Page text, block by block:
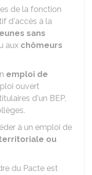
de la fonction
d'accès à la
sans
aux chômeurs
emploi de
ouvert
d'un BEP,
à un emploi de
ou
du Pacte est